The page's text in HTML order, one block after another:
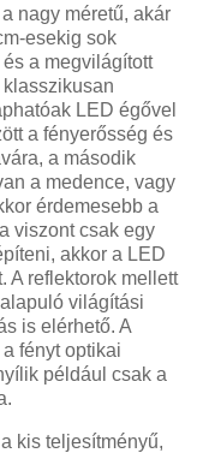
nagy méretű, akár
esekig sok
a megvilágított
LED égővel
a fényerősség és
a második
a medence, vagy
érdemesebb a
viszont csak egy
akkor a LED
A reflektorok mellett
világítási
is elérhető. A
fényt optikai
például csak a
kis teljesítményű,